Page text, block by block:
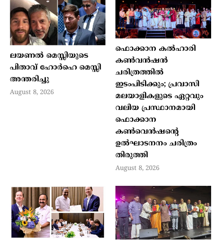
ലയണൽ മെസ്സിയുടെ
പിതാവ് ഹോർഹെ മെസ്സി
അന്തരിച്ചു
August 8, 2026
ഫൊക്കാന കൽഹാരി
കൺവൻഷൻ
ചരിത്രത്തിൽ
ഇടംപിടിക്കും; പ്രവാസി
മലയാളികളുടെ ഏറ്റവും
വലിയ പ്രസ്ഥാനമായി
ഫൊക്കാന
കൺവെൻഷന്റെ
ഉൽഘാടനനം ചരിത്രം
തിരുത്തി
August 8, 2026